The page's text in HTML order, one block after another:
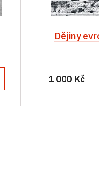
Dějiny
1 000 Kč